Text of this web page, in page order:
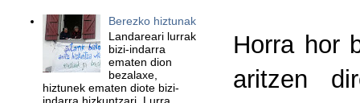
Horra hor
aritzen
Berezko hiztunak
Landareari lurrak
bizi-indarra
ematen dion
bezalaxe,
hiztunek ematen diote bizi-
indarra hizkuntzari. Lurra